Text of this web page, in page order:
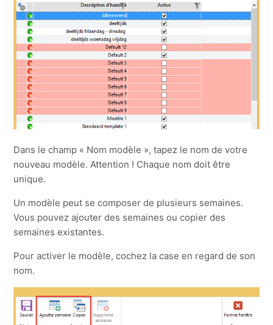
Dans le champ « Nom modèle », tapez le nom de votre
nouveau modèle. Attention ! Chaque nom doit être
unique.
Un modèle peut se composer de plusieurs semaines.
Vous pouvez ajouter des semaines ou copier des
semaines existantes.
Pour activer le modèle, cochez la case en regard de son
nom.